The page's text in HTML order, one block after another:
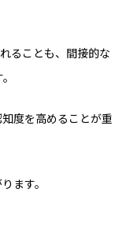
ることも、間接的な
度を高めることが重
ます。